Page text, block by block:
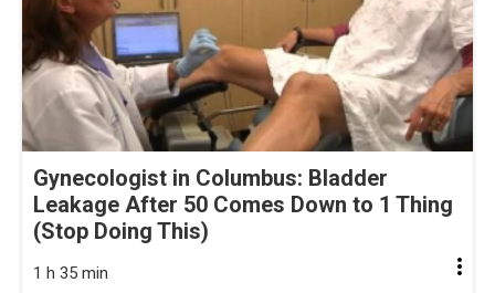
Gynecologist in Columbus: Bladder
Leakage After 50 Comes Down to 1 Thing
(Stop Doing This)
1 h 35 min